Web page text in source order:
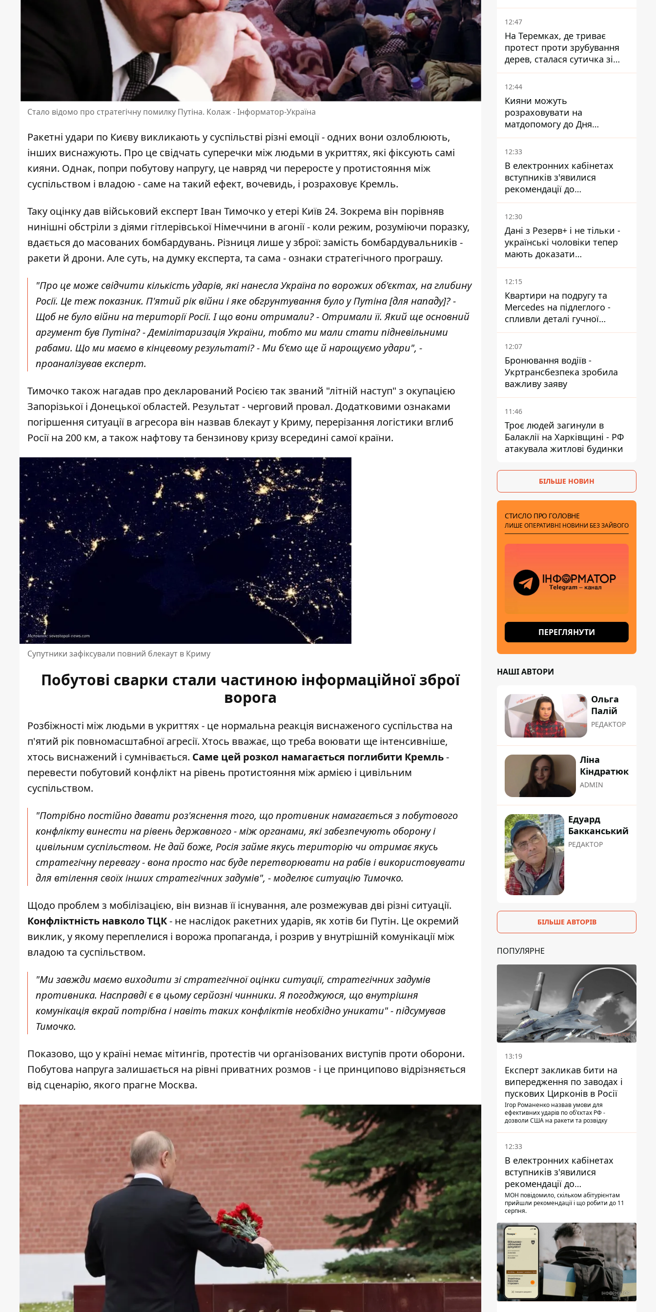
Стало відомо про стратегічну помилку Путіна. Колаж - Інформатор-Україна
Ракетні удари по Києву викликають у суспільстві різні емоції - одних вони озлоблюють,
інших виснажують. Про це свідчать суперечки між людьми в укриттях, які фіксують самі
кияни. Однак, попри побутову напругу, це навряд чи переросте у протистояння між
суспільством і владою - саме на такий ефект, вочевидь, і розраховує Кремль.
Таку оцінку дав військовий експерт Іван Тимочко у етері Київ 24. Зокрема він порівняв
нинішні обстріли з діями гітлерівської Німеччини в агонії - коли режим, розуміючи поразку,
вдається до масованих бомбардувань. Різниця лише у зброї: замість бомбардувальників -
ракети й дрони. Але суть, на думку експерта, та сама - ознаки стратегічного програшу.
"Про це може свідчити кількість ударів, які нанесла Україна по ворожих об'єктах, на глибину
Росії. Це теж показник. П'ятий рік війни і яке обгрунтування було у Путіна [для нападу]? -
Щоб не було війни на території Росії. І що вони отримали? - Отримали її. Який ще основний
аргумент був Путіна? - Демілітаризація України, тобто ми мали стати підневільними
рабами. Що ми маємо в кінцевому результаті? - Ми б'ємо ще й нарощуємо удари", -
проаналізував експерт.
Тимочко також нагадав про декларований Росією так званий "літній наступ" з окупацією
Запорізької і Донецької областей. Результат - черговий провал. Додатковими ознаками
погіршення ситуації в агресора він назвав блекаут у Криму, перерізання логістики вглиб
Росії на 200 км, а також нафтову та бензинову кризу всередині самої країни.
Супутники зафіксували повний блекаут в Криму
Побутові сварки стали частиною інформаційної зброї
ворога
Розбіжності між людьми в укриттях - це нормальна реакція виснаженого суспільства на
п'ятий рік повномасштабної агресії. Хтось вважає, що треба воювати ще інтенсивніше,
хтось виснажений і сумнівається. Саме цей розкол намагається поглибити Кремль-
перевести побутовий конфлікт на рівень протистояння між армією і цивільним
суспільством.
"Потрібно постійно давати роз'яснення того, що противник намагається з побутового
конфлікту винести на рівень державного - між органами, які забезпечують оборону і
цивільним суспільством. Не дай боже, Росія займе якусь територію чи отримає якусь
стратегічну перевагу - вона просто нас буде перетворювати на рабів і використовувати
для втілення своїх інших стратегічних задумів", - моделює ситуацію Тимочко.
Щодо проблем з мобілізацією, він визнав її існування, але розмежував дві різні ситуації.
Конфліктність навколо ТЦК- не наслідок ракетних ударів, як хотів би Путін. Це окремий
виклик, у якому переплелися і ворожа пропаганда, і розрив у внутрішній комунікації між
владою та суспільством.
"Ми завжди маємо виходити зі стратегічної оцінки ситуації, стратегічних задумів
противника. Насправді є в цьому серйозні чинники. Я погоджуюся, що внутрішня
комунікація вкрай потрібна і навіть таких конфліктів необхідно уникати" - підсумував
Тимочко.
Показово, що у країні немає мітингів, протестів чи організованих виступів проти оборони.
Побутова напруга залишається на рівні приватних розмов - і це принципово відрізняється
від сценарію, якого прагне Москва.
сурогатне материнство
12:47
На Теремках, де триває
протест проти зрубування
дерев, сталася сутичка зі
спецназом поліції
12:44
Кияни можуть
розраховувати на
матдопомогу до Дня
незалежності - кому її
дадуть
12:33
В електронних кабінетах
вступників з'явилися
рекомендації до
зарахування на бакалаврат і
в магістратуру - що треба
встигнути до 11 серпня
12:30
Дані з Резерв+ і не тільки -
українські чоловіки тепер
мають доказати
непридатність до служби,
щоб отримати тимчасовий
12:15
Квартири на подругу та
Mercedes на підлеглого -
спливли деталі гучної
справи НАБУ проти
Стефанішиної
12:07
Бронювання водіїв -
Укртрансбезпека зробила
важливу заяву
11:46
Троє людей загинули в
Балаклії на Харківщині - РФ
атакувала житлові будинки
БІЛЬШЕ НОВИН
СТИСЛО ПРО ГОЛОВНЕ
ЛИШЕ ОПЕРАТИВНІ НОВИНИ БЕЗ ЗАЙВОГО
ПЕРЕГЛЯНУТИ
НАШІ АВТОРИ
Ольга
Палій
РЕДАКТОР
Ліна
Кіндратюк
ADMIN
Едуард
Бакканський
РЕДАКТОР
БІЛЬШЕ АВТОРІВ
ПОПУЛЯРНЕ
13:19
Експерт закликав бити на
випередження по заводах і
пускових Цирконів в Росії
Ігор Романенко назвав умови для
ефективних ударів по об'єктах РФ -
дозволи США на ракети та розвідку
12:33
В електронних кабінетах
вступників з'явилися
рекомендації до
зарахування на бакалаврат і
в магістратуру - що треба
МОН повідомило, скільком абітурієнтам
прийшли рекомендації і що робити до 11
серпня.